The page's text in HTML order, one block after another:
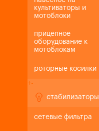
культиваторы и
мотоблоки
прицепное
оборудование к
мотоблокам
роторные косилки
+-
стабилизаторы
сетевые фильтра